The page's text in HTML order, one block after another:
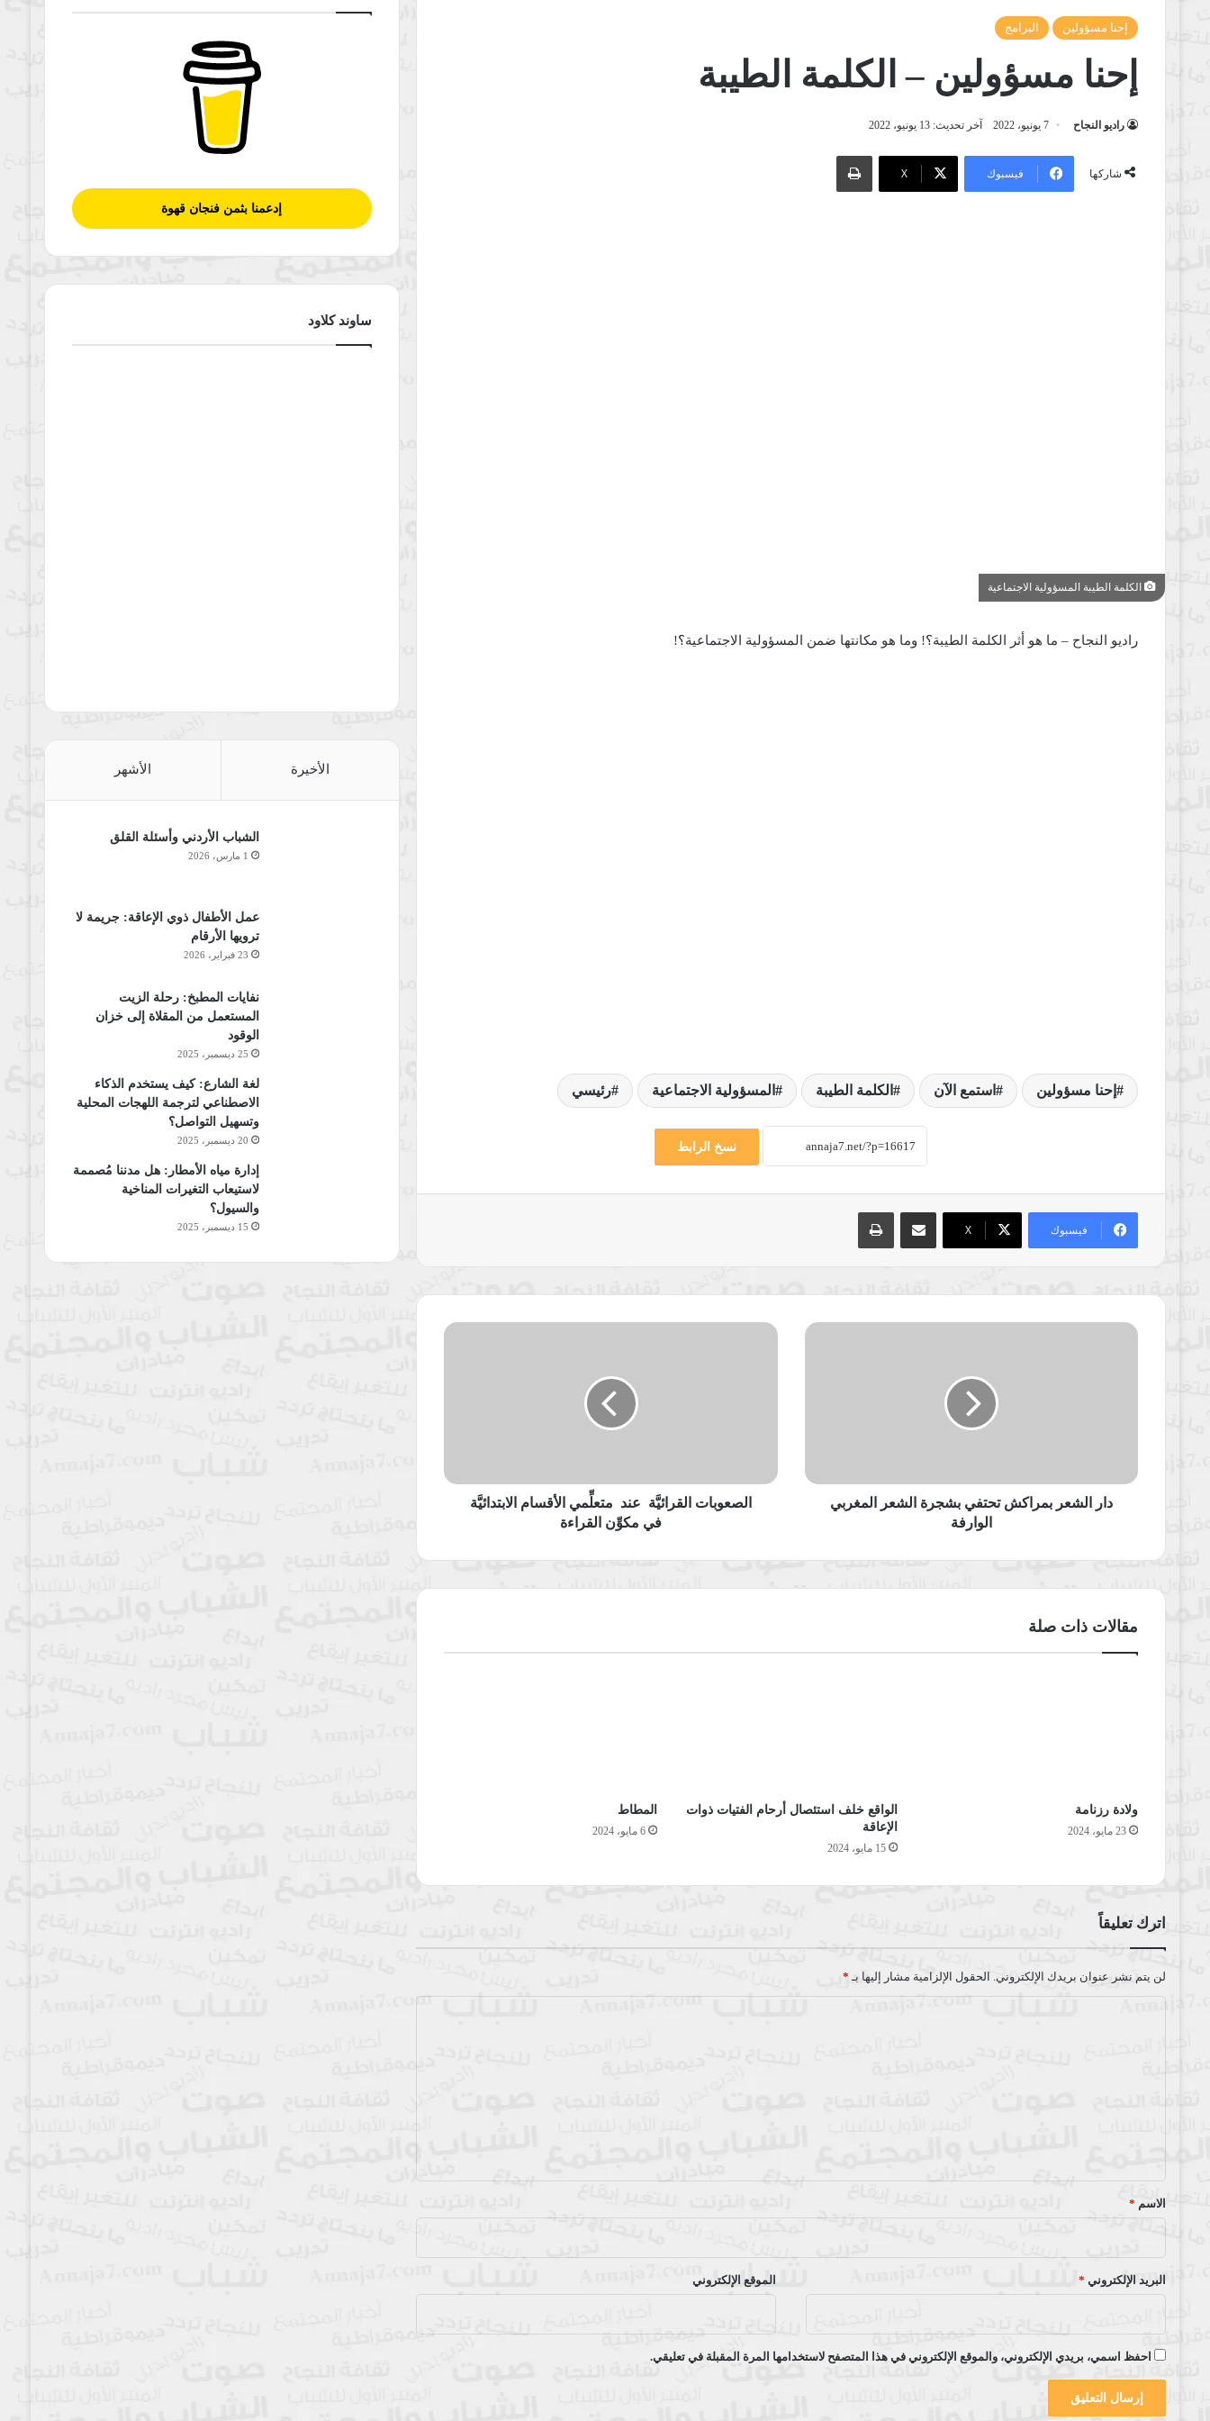
إحنا مسؤولين البرامج
إحنا مسؤولين – الكلمة الطيبة
راديو النجاح 7 يونيو، 2022 آخر تحديث: 13 يونيو، 2022
شاركها فيسبوك ‫X
طباعة
الكلمة الطيبة المسؤولية الاجتماعية
راديو النجاح – ما هو أثر الكلمة الطيبة؟! وما هو مكانتها ضمن المسؤولية الاجتماعية؟!
إحنا مسؤولين استمع الآن الكلمة الطيبة المسؤولية الاجتماعية رئيسي
نسخ الرابط
فيسبوك ‫X
مشاركة عبر البريد طباعة
دار
دار الشعر بمراكش تحتفي بشجرة الشعر المغربي
الوارفة
الصعوبات
القراءة
الصعوبات القرائيَّة عند متعلِّمي الأقسام الابتدائيَّة
في مكوِّن القراءة
مقالات ذات صلة
ولادة رزنامة
23 مايو، 2024
الواقع خلف استئصال أرحام الفتيات ذوات
الإعاقة
15 مايو، 2024
المطاط
6 مايو، 2024
اترك تعليقاً
لن يتم نشر عنوان بريدك الإلكتروني. الحقول الإلزامية مشار إليها بـ *
*الاسم *
البريد الإلكتروني * الموقع الإلكتروني
احفظ اسمي، بريدي الإلكتروني، والموقع الإلكتروني في هذا المتصفح لاستخدامها المرة المقبلة في تعليقي.
إدعمنا بثمن فنجان قهوة
ساوند كلاود
الأخيرة الأشهر
الشباب الأردني وأسئلة القلق
1 مارس، 2026
عمل الأطفال ذوي الإعاقة: جريمة لا
ترويها الأرقام
23 فبراير، 2026
نفايات المطبخ: رحلة الزيت
المستعمل من المقلاة إلى خزان
الوقود
25 ديسمبر، 2025
لغة الشارع: كيف يستخدم الذكاء
الاصطناعي لترجمة اللهجات المحلية
وتسهيل التواصل؟
20 ديسمبر، 2025
إدارة مياه الأمطار: هل مدننا مُصممة
لاستيعاب التغيرات المناخية
والسيول؟
15 ديسمبر، 2025